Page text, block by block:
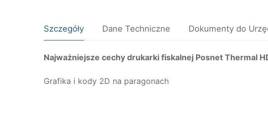
Szczegóły Dane Techniczne Dokumenty do
Najważniejsze cechy drukarki fiskalnej Posnet Thermal
Grafika i kody 2D na paragonach